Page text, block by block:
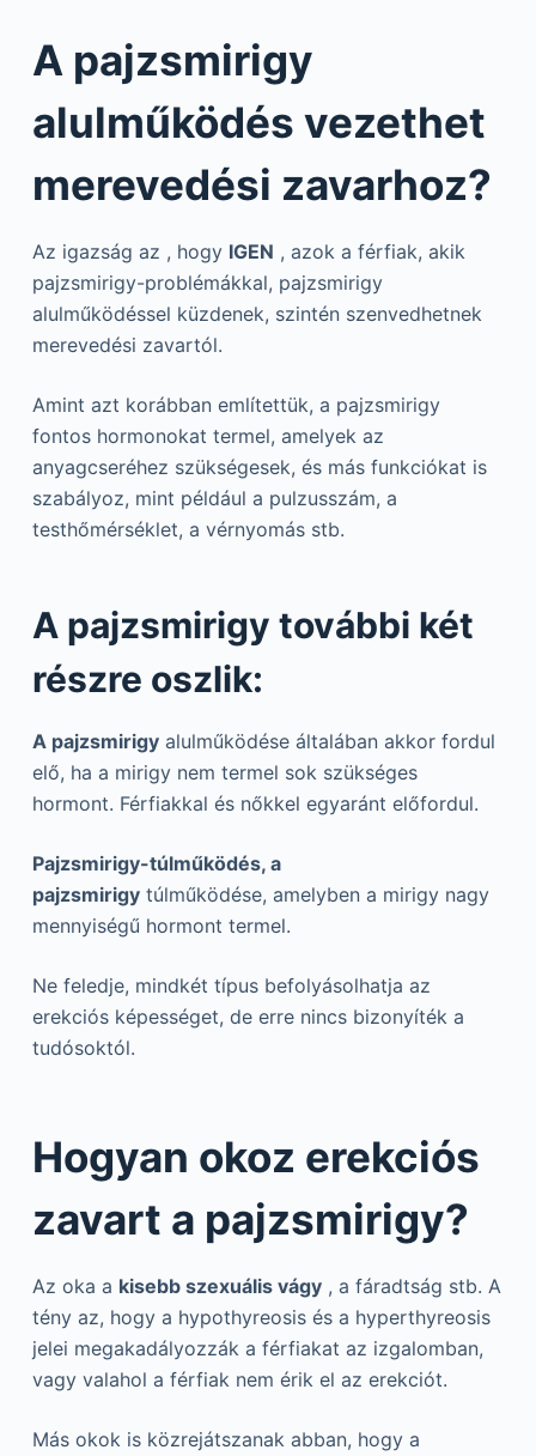
A pajzsmirigy
alulműködés vezethet
merevedési zavarhoz?
Az igazság az , hogy IGEN , azok a férfiak, akik
pajzsmirigy-problémákkal, pajzsmirigy
alulműködéssel küzdenek, szintén szenvedhetnek
merevedési zavartól.
Amint azt korábban említettük, a pajzsmirigy
fontos hormonokat termel, amelyek az
anyagcseréhez szükségesek, és más funkciókat is
szabályoz, mint például a pulzusszám, a
testhőmérséklet, a vérnyomás stb.
A pajzsmirigy további két
részre oszlik:
A pajzsmirigyalulműködése általában akkor fordul
elő, ha a mirigy nem termel sok szükséges
hormont. Férfiakkal és nőkkel egyaránt előfordul.
Pajzsmirigy-túlműködés, a
pajzsmirigytúlműködése, amelyben a mirigy nagy
mennyiségű hormont termel.
Ne feledje, mindkét típus befolyásolhatja az
erekciós képességet, de erre nincs bizonyíték a
tudósoktól.
Hogyan okoz erekciós
zavart a pajzsmirigy?
Az oka a kisebb szexuális vágy, a fáradtság stb. A
tény az, hogy a hypothyreosis és a hyperthyreosis
jelei megakadályozzák a férfiakat az izgalomban,
vagy valahol a férfiak nem érik el az erekciót.
Más okok is közrejátszanak abban, hogy a